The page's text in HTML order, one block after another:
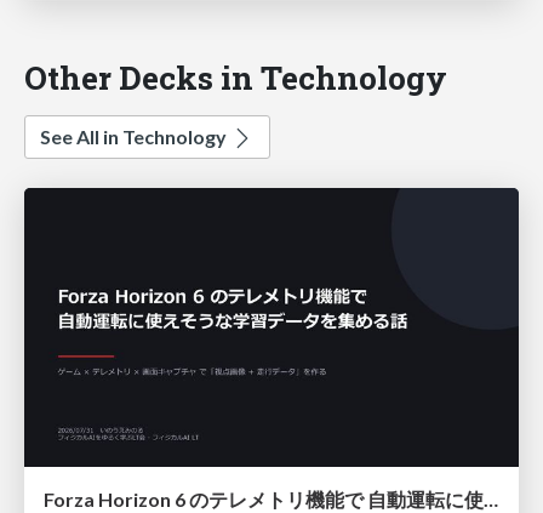
Other Decks in Technology
See All in Technology